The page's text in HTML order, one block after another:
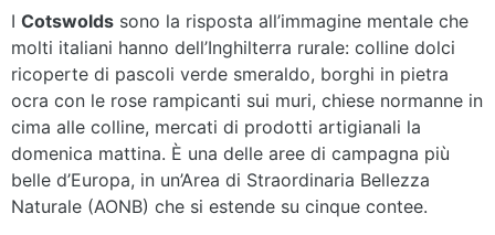
I Cotswolds sono la risposta all’immagine mentale che
molti italiani hanno dell’Inghilterra rurale: colline dolci
ricoperte di pascoli verde smeraldo, borghi in pietra
ocra con le rose rampicanti sui muri, chiese normanne in
cima alle colline, mercati di prodotti artigianali la
domenica mattina. È una delle aree di campagna più
belle d’Europa, in un’Area di Straordinaria Bellezza
Naturale (AONB) che si estende su cinque contee.